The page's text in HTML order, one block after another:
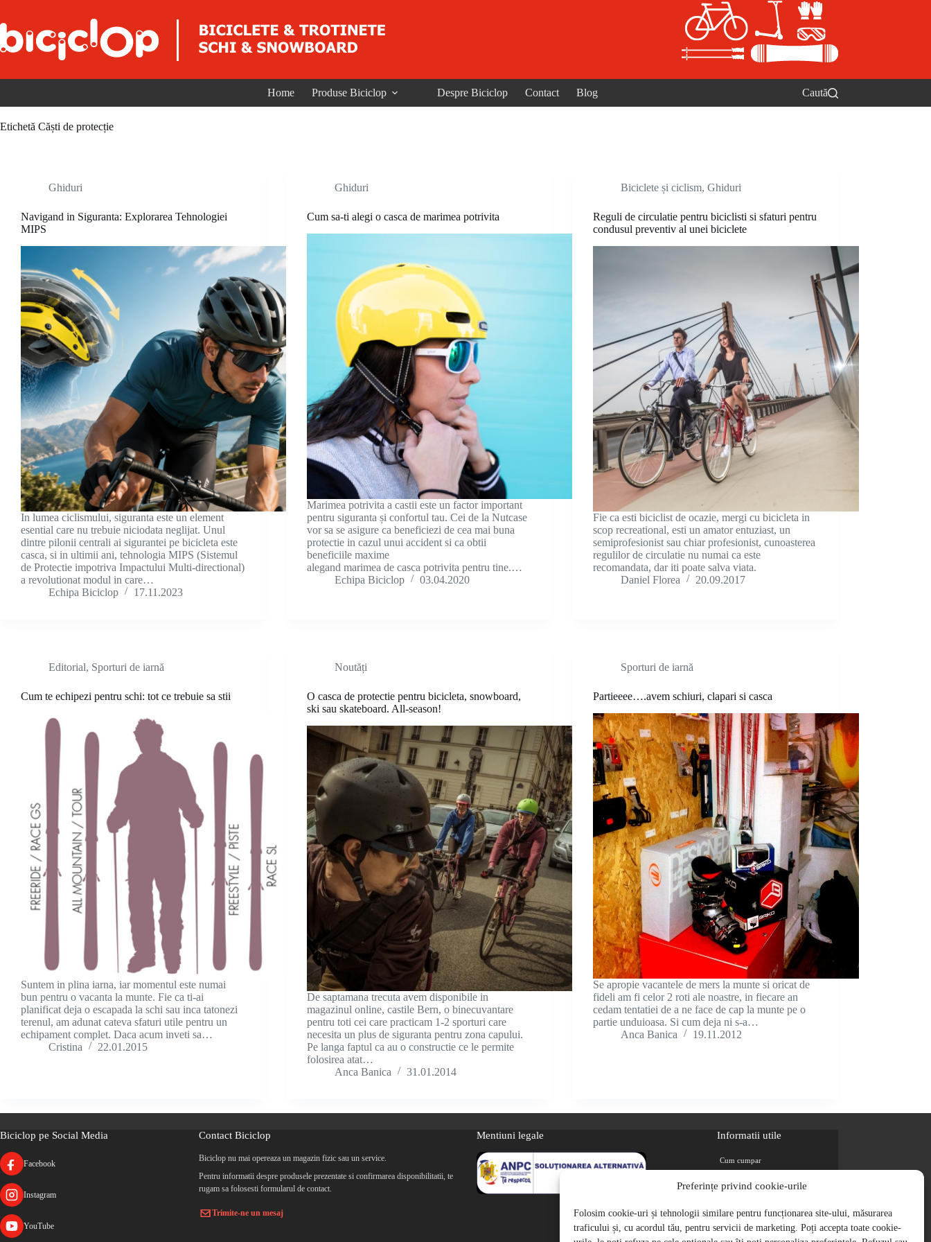
Preferințe privind cookie-urile
Folosim cookie-uri și tehnologii similare pentru funcționarea site-ului, măsurarea
traficului și, cu acordul tău, pentru servicii de marketing. Poți accepta toate cookie-
Home Produse Biciclop Despre Biciclop Contact Blog Caută
Etichetă Căști de protecție
Ghiduri
Navigand in Siguranta: Explorarea Tehnologiei
MIPS
In lumea ciclismului, siguranta este un element
esential care nu trebuie niciodata neglijat. Unul
dintre pilonii centrali ai sigurantei pe bicicleta este
casca, si in ultimii ani, tehnologia MIPS (Sistemul
de Protectie impotriva Impactului Multi-directional)
a revolutionat modul in care…
Echipa Biciclop
17.11.2023
Ghiduri
Cum sa-ti alegi o casca de marimea potrivita
Marimea potrivita a castii este un factor important
pentru siguranta și confortul tau. Cei de la Nutcase
vor sa se asigure ca beneficiezi de cea mai buna
protectie in cazul unui accident si ca obtii
beneficiile maxime
alegand marimea de casca potrivita pentru tine.…
Echipa Biciclop
03.04.2020
Biciclete și ciclism,Ghiduri
Reguli de circulatie pentru biciclisti si sfaturi pentru
condusul preventiv al unei biciclete
Fie ca esti biciclist de ocazie, mergi cu bicicleta in
scop recreational, esti un amator entuziast, un
semiprofesionist sau chiar profesionist, cunoasterea
regulilor de circulatie nu numai ca este
recomandata, dar iti poate salva viata.
Daniel Florea
20.09.2017
Editorial, Sporturi de iarnă
Cum te echipezi pentru schi: tot ce trebuie sa stii
Suntem in plina iarna, iar momentul este numai
bun pentru o vacanta la munte. Fie ca ti-ai
planificat deja o escapada la schi sau inca tatonezi
terenul, am adunat cateva sfaturi utile pentru un
echipament complet. Daca acum inveti sa…
Cristina
22.01.2015
Noutăți
O casca de protectie pentru bicicleta, snowboard,
ski sau skateboard. All-season!
De saptamana trecuta avem disponibile in
magazinul online, castile Bern, o binecuvantare
pentru toti cei care practicam 1-2 sporturi care
necesita un plus de siguranta pentru zona capului.
Pe langa faptul ca au o constructie ce le permite
folosirea atat…
Anca Banica
31.01.2014
Sporturi de iarnă
Partieeee….avem schiuri, clapari si casca
Se apropie vacantele de mers la munte si oricat de
fideli am fi celor 2 roti ale noastre, in fiecare an
cedam tentatiei de a ne face de cap la munte pe o
partie unduioasa. Si cum deja ni s-a…
Anca Banica
19.11.2012
Biciclop pe Social Media
Facebook
Instagram
YouTube
Contact Biciclop
Biciclop nu mai opereaza un magazin fizic sau un service.
Pentru informatii despre produsele prezentate si confirmarea disponibilitatii, te
rugam sa folosesti formularul de contact.
Trimite-ne un mesaj
Mentiuni legale Informatii utile
Cum cumpar
Magazine partenere
Retur